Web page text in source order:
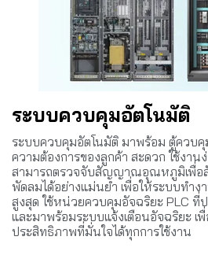
ระบบควบคุมอัตโนมัติ
ระบบควบคุมอัตโนมัติ มาพร้อม ตู้ควบ
ความต้องการของลูกค้า สะดวก ใช้งา
สามารถตรวจจับสัญญาณอุณหภูมิเพื่อสั่
พัดลมได้อย่างแม่นยำ เพื่อให้ระบบทำ
สูงสุด ใช้หน่วยควบคุมอัจฉริยะ PLC ที่
และมาพร้อมระบบแจ้งเตือนอัจฉริยะ เ
ประสิทธิภาพที่มั่นใจได้ทุกการใช้งาน